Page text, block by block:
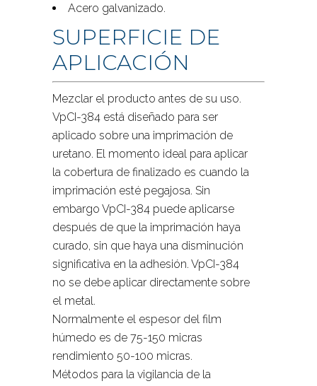
Acero galvanizado.
SUPERFICIE DE
APLICACIÓN
Mezclar el producto antes de su uso.
VpCI-384 está diseñado para ser
aplicado sobre una imprimación de
uretano. El momento ideal para aplicar
la cobertura de finalizado es cuando la
imprimación esté pegajosa. Sin
embargo VpCI-384 puede aplicarse
después de que la imprimación haya
curado, sin que haya una disminución
significativa en la adhesión. VpCI-384
no se debe aplicar directamente sobre
el metal.
Normalmente el espesor del film
húmedo es de 75-150 micras
rendimiento 50-100 micras.
Métodos para la vigilancia de la